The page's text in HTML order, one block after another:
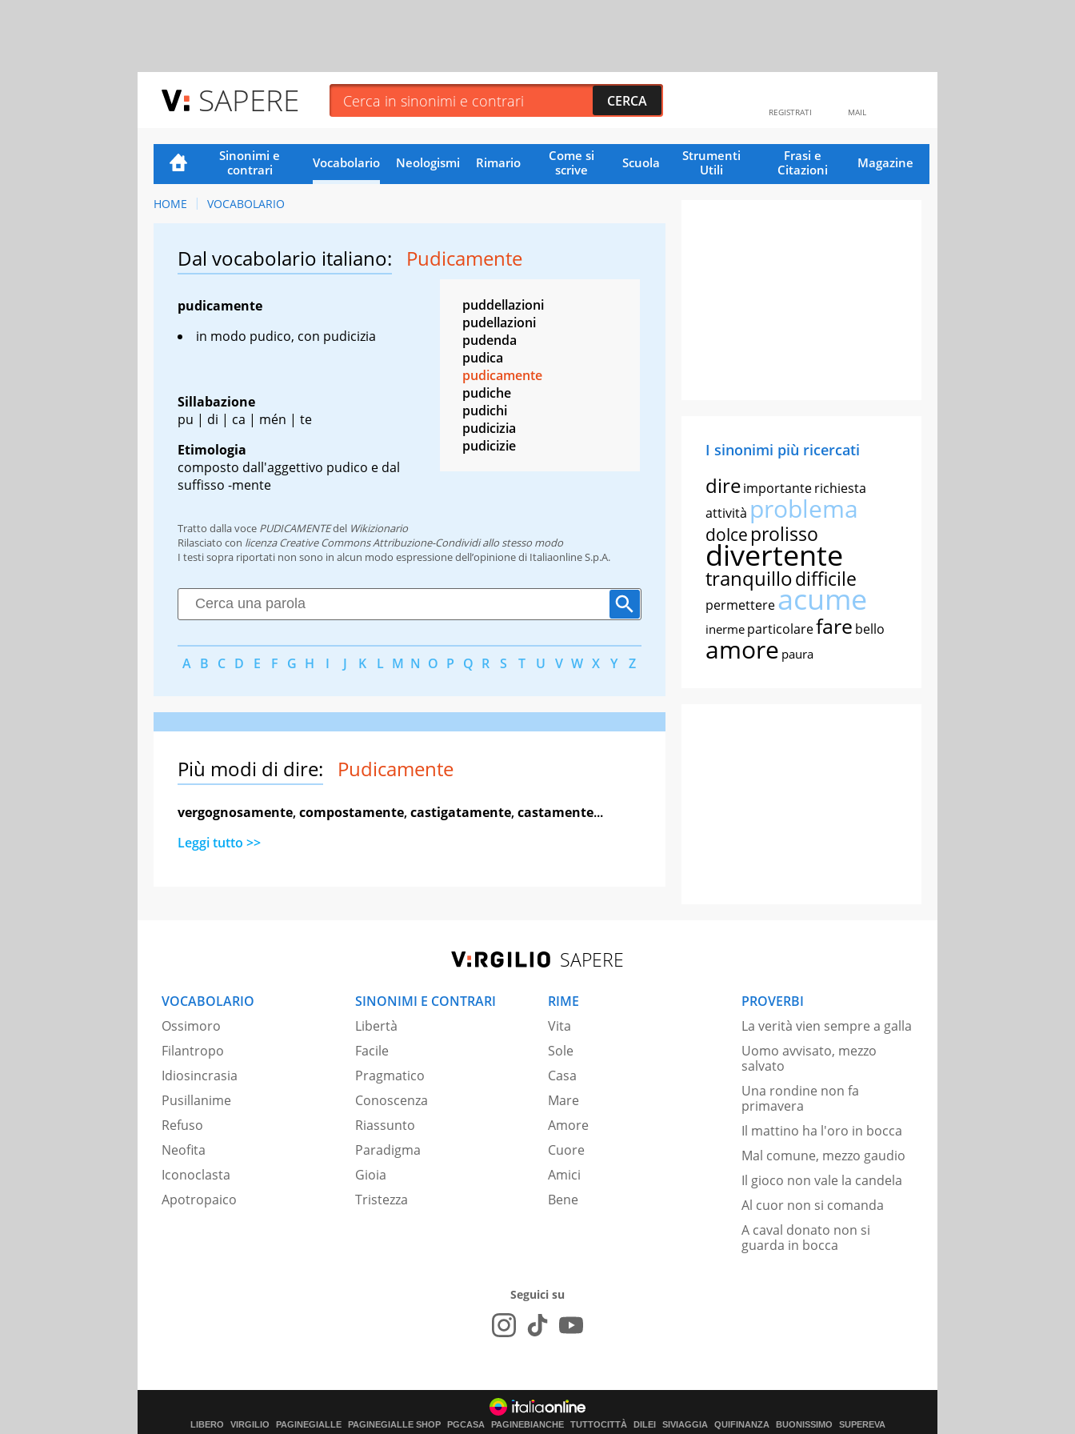
SAPERE MAIL
REGISTRATI
Sinonimi e
contrari
Vocabolario Neologismi Rimario
Come si
scrive
Scuola
Strumenti
Utili
Frasi e
Citazioni
Magazine
HOME VOCABOLARIO
Dal vocabolario italiano: Pudicamente
pudicamente
in modo pudico, con pudicizia
Sillabazione
pu | di | ca | mén | te
Etimologia
composto dall'aggettivo pudico e dal
suffisso -mente
puddellazioni
pudellazioni
pudenda
pudica
pudicamente
pudiche
pudichi
pudicizia
pudicizie
Tratto dalla voce PUDICAMENTEdel Wikizionario
Rilasciato con licenza Creative Commons Attribuzione-Condividi allo stesso modo
I testi sopra riportati non sono in alcun modo espressione dell’opinione di Italiaonline S.p.A.
A B C D E F G H I J K L M N O P Q R S T U V W X Y Z
Più modi di dire: Pudicamente
vergognosamente,compostamente,castigatamente,castamente...
Leggi tutto >>
I sinonimi più ricercati
direimportanterichiesta
attività problema
dolce prolisso
divertente
tranquillodifficile
permettereacume
inerme particolarefare bello
amore paura
SAPERE
VOCABOLARIO
Ossimoro
Filantropo
Idiosincrasia
Pusillanime
Refuso
Neofita
Iconoclasta
Apotropaico
SINONIMI E CONTRARI
Libertà
Facile
Pragmatico
Conoscenza
Riassunto
Paradigma
Gioia
Tristezza
RIME
Vita
Sole
Casa
Mare
Amore
Cuore
Amici
Bene
PROVERBI
La verità vien sempre a galla
Uomo avvisato, mezzo
salvato
Una rondine non fa
primavera
Il mattino ha l'oro in bocca
Mal comune, mezzo gaudio
Il gioco non vale la candela
Al cuor non si comanda
A caval donato non si
guarda in bocca
Seguici su
LIBERO VIRGILIO PAGINEGIALLE PAGINEGIALLE SHOP PGCASA PAGINEBIANCHE TUTTOCITTÀ DILEI SIVIAGGIA QUIFINANZA BUONISSIMO SUPEREVA